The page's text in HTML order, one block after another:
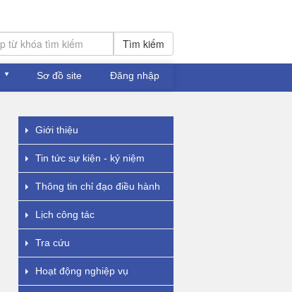
Tìm kiếm
Sơ đồ site Đăng nhập
Giới thiệu
Tin tức sự kiện - kỷ niệm
Thông tin chỉ đạo điều hành
Lịch công tác
Tra cứu
Hoạt động nghiệp vụ